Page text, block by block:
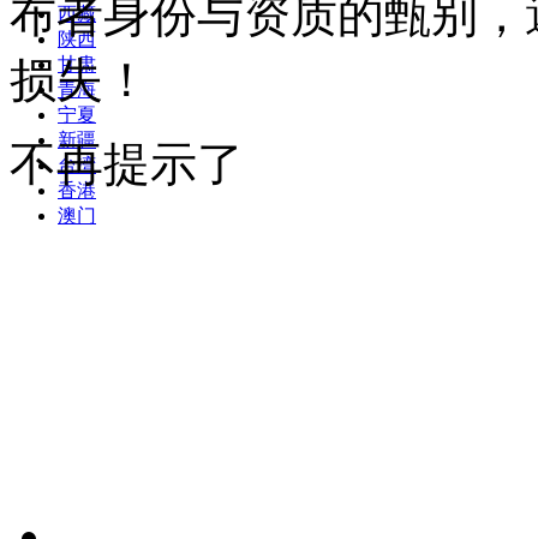
西藏
陕西
甘肃
青海
宁夏
新疆
台湾
香港
澳门
布者身份与资质的甄别
损失！
不再提示了